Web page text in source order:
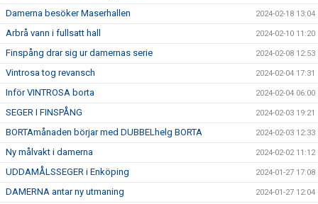
Damerna besöker Maserhallen 2024-02-18 13:04
Arbrå vann i fullsatt hall 2024-02-10 11:20
Finspång drar sig ur damernas serie 2024-02-08 12:53
Vintrosa tog revansch 2024-02-04 17:31
Inför VINTROSA borta 2024-02-04 06:00
SEGER I FINSPÅNG 2024-02-03 19:21
BORTAmånaden börjar med DUBBELhelg BORTA 2024-02-03 12:33
Ny målvakt i damerna 2024-02-02 11:12
UDDAMÅLSSEGER i Enköping 2024-01-27 17:08
DAMERNA antar ny utmaning 2024-01-27 12:04